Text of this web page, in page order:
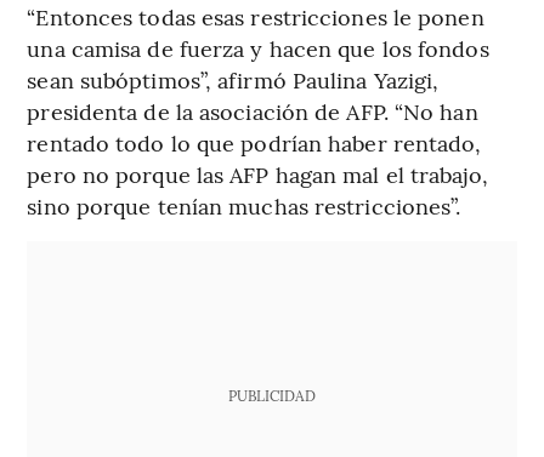
“Entonces todas esas restricciones le ponen
una camisa de fuerza y hacen que los fondos
sean subóptimos”, afirmó Paulina Yazigi,
presidenta de la asociación de AFP. “No han
rentado todo lo que podrían haber rentado,
pero no porque las AFP hagan mal el trabajo,
sino porque tenían muchas restricciones”.
PUBLICIDAD